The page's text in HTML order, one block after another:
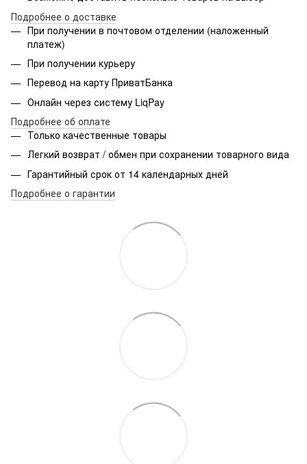
Подробнее о доставке
При получении в почтовом отделении (наложенный
платеж)
При получении курьеру
Перевод на карту ПриватБанка
Онлайн через систему LiqPay
Подробнее об оплате
Только качественные товары
Легкий возврат / обмен при сохранении товарного вида
Гарантийный срок от 14 календарных дней
Подробнее о гарантии